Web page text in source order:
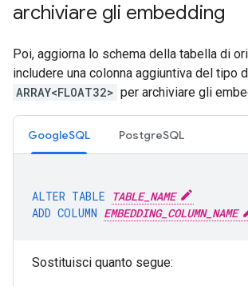
archiviare gli embedding
Poi, aggiorna lo schema della tabella di
includere una colonna aggiuntiva del tipo
ARRAY<FLOAT32> per archiviare gli
GoogleSQL PostgreSQL
ALTER TABLE TABLE_NAME
ADD COLUMN EMBEDDING_COLUMN_NAME
Sostituisci quanto segue: